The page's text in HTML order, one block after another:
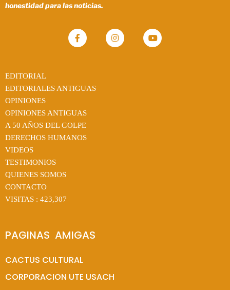
honestidad para las noticias.
EDITORIAL
EDITORIALES ANTIGUAS
OPINIONES
OPINIONES ANTIGUAS
A 50 AÑOS DEL GOLPE
DERECHOS HUMANOS
VIDEOS
TESTIMONIOS
QUIENES SOMOS
CONTACTO
VISITAS : 423,307
PAGINAS  AMIGAS
CACTUS CULTURAL
CORPORACION UTE USACH